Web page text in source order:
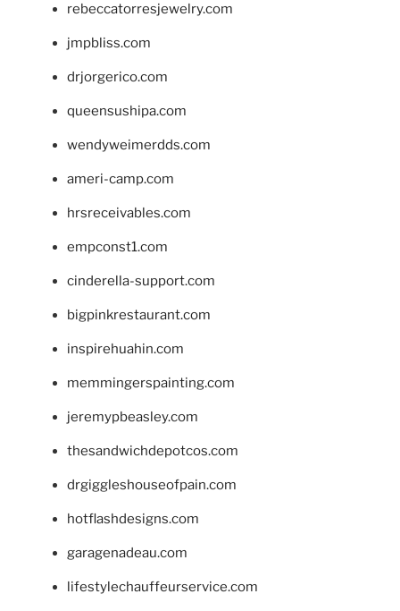
rebeccatorresjewelry.com
jmpbliss.com
drjorgerico.com
queensushipa.com
wendyweimerdds.com
ameri-camp.com
hrsreceivables.com
empconst1.com
cinderella-support.com
bigpinkrestaurant.com
inspirehuahin.com
memmingerspainting.com
jeremypbeasley.com
thesandwichdepotcos.com
drgiggleshouseofpain.com
hotflashdesigns.com
garagenadeau.com
lifestylechauffeurservice.com